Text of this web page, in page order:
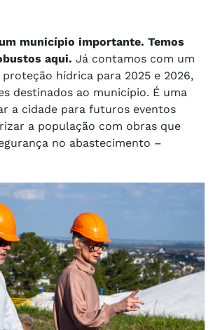
município importante. Temos
aqui. Já contamos com um
hídrica para 2025 e 2026,
destinados ao município. É uma
a cidade para futuros eventos
a população com obras que
no abastecimento –